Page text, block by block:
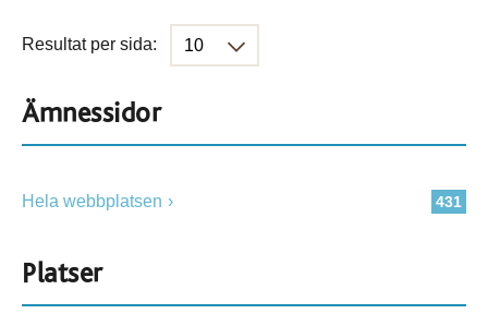
Resultat per sida:
Ämnessidor
431
Hela webbplatsen
Platser